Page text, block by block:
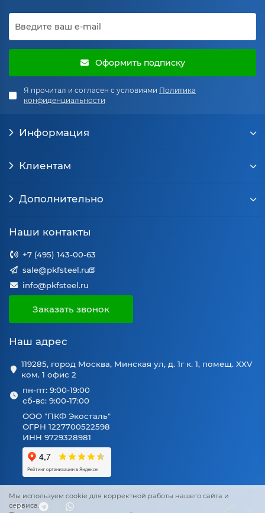
Мы используем cookie для корректной работы нашего сайта и
сервиса.
Оформить подписку
Я прочитал и согласен с условиями Политика
конфиденциальности
Информация
Клиентам
Дополнительно
Наши контакты
+7 (495) 143-00-63
sale@pkfsteel.ru
info@pkfsteel.ru
Заказать звонок
Наш адрес
119285, город Москва, Минская ул, д. 1г к. 1, помещ. XXV
ком. 1 офис 2
пн-пт: 9:00-19:00
сб-вс: 9:00-17:00
ООО "ПКФ Экосталь"
ОГРН 1227700522598
ИНН 9729328981